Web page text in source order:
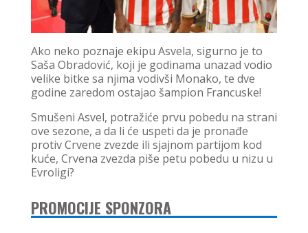
Ako neko poznaje ekipu Asvela, sigurno je to
Saša Obradović, koji je godinama unazad vodio
velike bitke sa njima vodivši Monako, te dve
godine zaredom ostajao šampion Francuske!
Smušeni Asvel, potražiće prvu pobedu na strani
ove sezone, a da li će uspeti da je pronađe
protiv Crvene zvezde ili sjajnom partijom kod
kuće, Crvena zvezda piše petu pobedu u nizu u
Evroligi?
PROMOCIJE SPONZORA